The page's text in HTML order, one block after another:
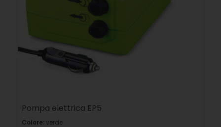
Pompa elettrica EP5
Colore: verde